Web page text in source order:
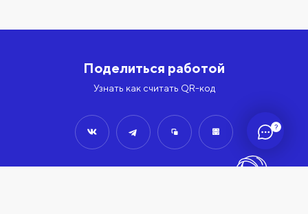
?
Поделиться работой
Узнать как считать QR-код